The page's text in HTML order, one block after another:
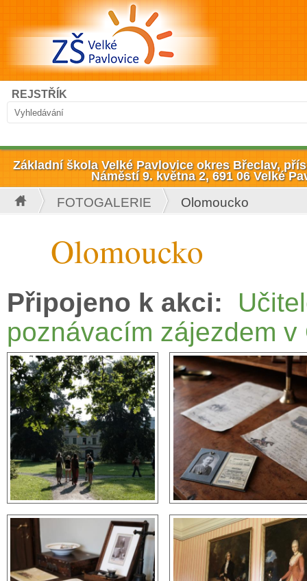
Přejít k hlavnímu obsahu
Vyhledávání
Hledat
REJSTŘÍK
Základní škola Velké Pavlovice okres Břeclav,
Náměstí 9. května 2, 691 06 Velké
Jste zde
FOTOGALERIE Olomoucko
Olomoucko
Připojeno k akci:
poznávacím zájezdem